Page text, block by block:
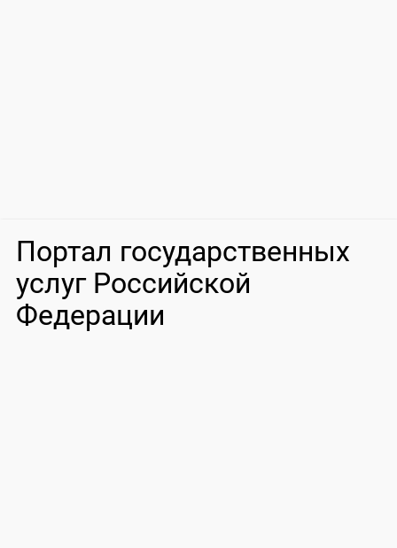
Портал государственных
услуг Российской
Федерации